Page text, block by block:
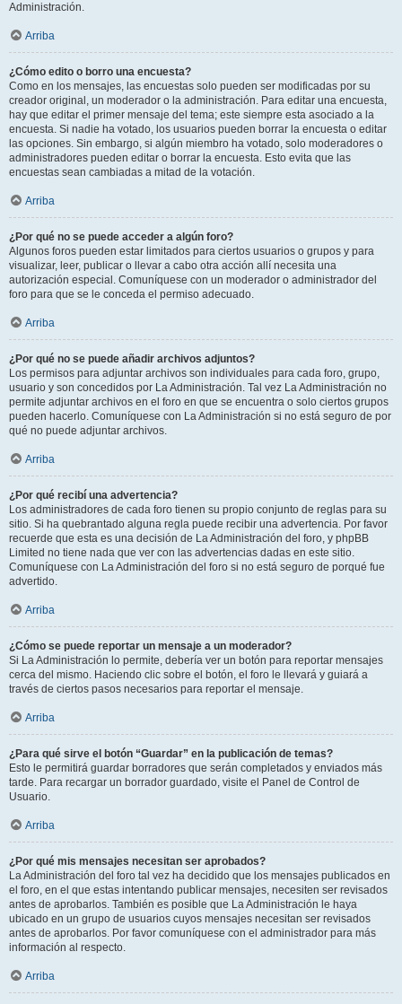
Administración.
Arriba
¿Cómo edito o borro una encuesta?
Como en los mensajes, las encuestas solo pueden ser modificadas por su
creador original, un moderador o la administración. Para editar una encuesta,
hay que editar el primer mensaje del tema; este siempre esta asociado a la
encuesta. Si nadie ha votado, los usuarios pueden borrar la encuesta o editar
las opciones. Sin embargo, si algún miembro ha votado, solo moderadores o
administradores pueden editar o borrar la encuesta. Esto evita que las
encuestas sean cambiadas a mitad de la votación.
Arriba
¿Por qué no se puede acceder a algún foro?
Algunos foros pueden estar limitados para ciertos usuarios o grupos y para
visualizar, leer, publicar o llevar a cabo otra acción allí necesita una
autorización especial. Comuníquese con un moderador o administrador del
foro para que se le conceda el permiso adecuado.
Arriba
¿Por qué no se puede añadir archivos adjuntos?
Los permisos para adjuntar archivos son individuales para cada foro, grupo,
usuario y son concedidos por La Administración. Tal vez La Administración no
permite adjuntar archivos en el foro en que se encuentra o solo ciertos grupos
pueden hacerlo. Comuníquese con La Administración si no está seguro de por
qué no puede adjuntar archivos.
Arriba
¿Por qué recibí una advertencia?
Los administradores de cada foro tienen su propio conjunto de reglas para su
sitio. Si ha quebrantado alguna regla puede recibir una advertencia. Por favor
recuerde que esta es una decisión de La Administración del foro, y phpBB
Limited no tiene nada que ver con las advertencias dadas en este sitio.
Comuníquese con La Administración del foro si no está seguro de porqué fue
advertido.
Arriba
¿Cómo se puede reportar un mensaje a un moderador?
Si La Administración lo permite, debería ver un botón para reportar mensajes
cerca del mismo. Haciendo clic sobre el botón, el foro le llevará y guiará a
través de ciertos pasos necesarios para reportar el mensaje.
Arriba
¿Para qué sirve el botón “Guardar” en la publicación de temas?
Esto le permitirá guardar borradores que serán completados y enviados más
tarde. Para recargar un borrador guardado, visite el Panel de Control de
Usuario.
Arriba
¿Por qué mis mensajes necesitan ser aprobados?
La Administración del foro tal vez ha decidido que los mensajes publicados en
el foro, en el que estas intentando publicar mensajes, necesiten ser revisados
antes de aprobarlos. También es posible que La Administración le haya
ubicado en un grupo de usuarios cuyos mensajes necesitan ser revisados
antes de aprobarlos. Por favor comuníquese con el administrador para más
información al respecto.
Arriba